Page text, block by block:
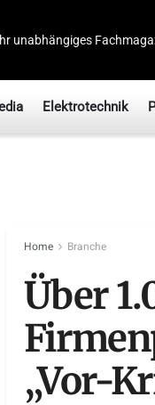
unabhängiges
Elektrotechnik
Home Branche
Über
„Vor-